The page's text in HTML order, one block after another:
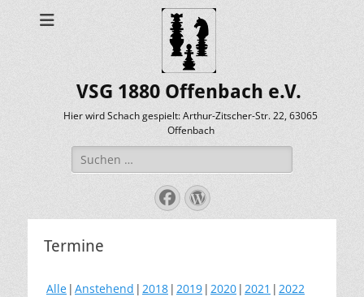
VSG 1880 Offenbach e.V.
Hier wird Schach gespielt: Arthur-Zitscher-Str. 22, 63065
Offenbach
Suche
nach:
Facebook
WordPress
Termine
Alle Anstehend 2018 2019 2020 2021
2022